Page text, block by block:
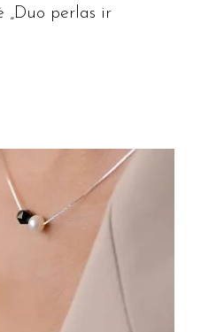
„Duo perlas ir